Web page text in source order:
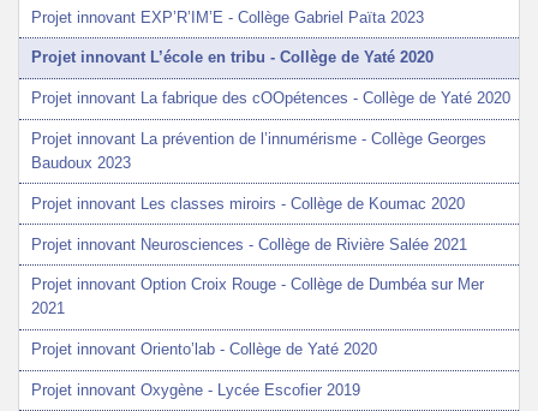
Projet innovant EXP’R’IM’E - Collège Gabriel Païta 2023
Projet innovant L’école en tribu - Collège de Yaté 2020
Projet innovant La fabrique des cOOpétences - Collège de Yaté 2020
Projet innovant La prévention de l’innumérisme - Collège Georges
Baudoux 2023
Projet innovant Les classes miroirs - Collège de Koumac 2020
Projet innovant Neurosciences - Collège de Rivière Salée 2021
Projet innovant Option Croix Rouge - Collège de Dumbéa sur Mer
2021
Projet innovant Oriento’lab - Collège de Yaté 2020
Projet innovant Oxygène - Lycée Escofier 2019